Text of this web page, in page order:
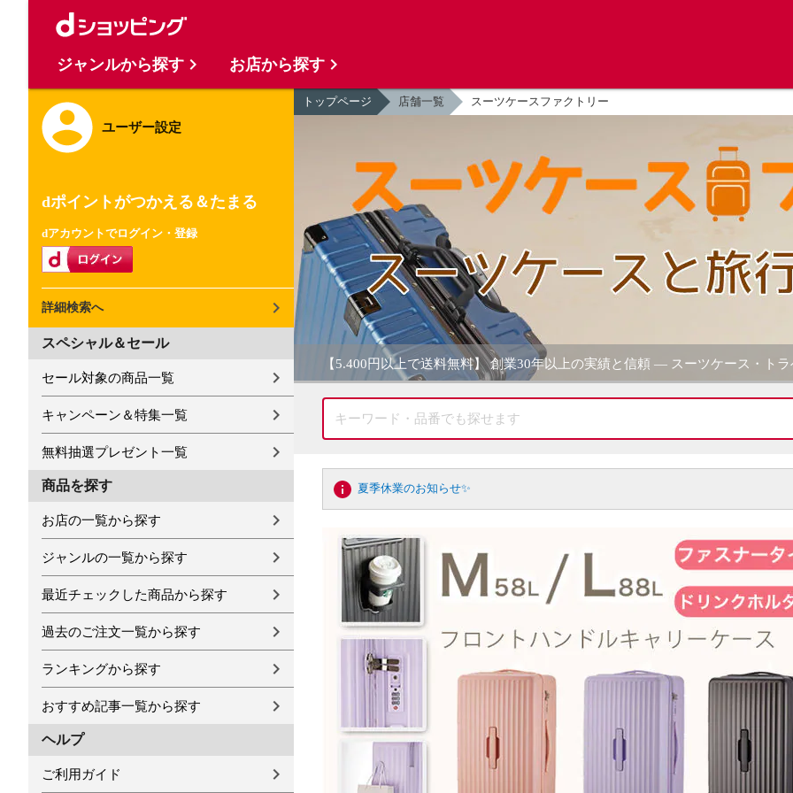
ユーザー設定
dポイントがつかえる＆たまる
dアカウントでログイン・登録
詳細検索へ
スペシャル＆セール
セール対象の商品一覧
キャンペーン＆特集一覧
無料抽選プレゼント一覧
商品を探す
お店の一覧から探す
ジャンルの一覧から探す
最近チェックした商品から探す
過去のご注文一覧から探す
ランキングから探す
おすすめ記事一覧から探す
ヘルプ
ご利用ガイド
トップページ 店舗一覧 スーツケースファクトリー
【5.400円以上で送料無料】 創業30年以上の実績と信頼 ― スーツケース・ト
夏季休業のお知らせ✨
ジャンルから探す お店から探す